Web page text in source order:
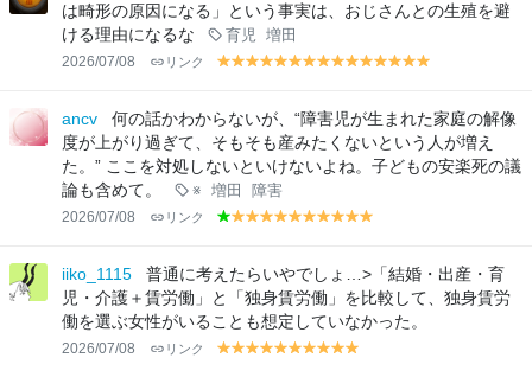
は畸形の原因になる」という事実は、おじさんとの生殖を避
ける理由になるな
育児 増田
2026/07/08 リンク
y
lo
w
y
lo
w
y
lo
w
y
lo
w
y
lo
w
y
lo
w
y
lo
w
y
lo
w
y
lo
w
y
lo
w
y
lo
w
y
lo
w
y
lo
w
y
lo
w
lo
w
ancv
何の話かわからないが、“障害児が生まれた家庭の解像
度が上がり過ぎて、そもそも産みたくないという人が増え
た。” ここを対処しないといけないよね。子どもの安楽死の議
論も含めて。
※ 増田 障害
2026/07/08 リンク
g
e
e
n
y
lo
w
y
lo
w
y
lo
w
y
lo
w
y
lo
w
y
lo
w
y
lo
w
y
lo
y
w
lo
w
iiko_1115
普通に考えたらいやでしょ…>「結婚・出産・育
児・介護＋賃労働」と「独身賃労働」を比較して、独身賃労
働を選ぶ女性がいることも想定していなかった。
2026/07/08 リンク
y y y y y y y y y